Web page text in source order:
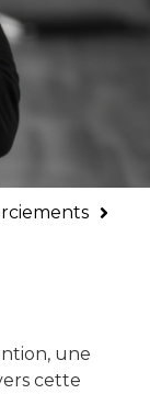
une
cette